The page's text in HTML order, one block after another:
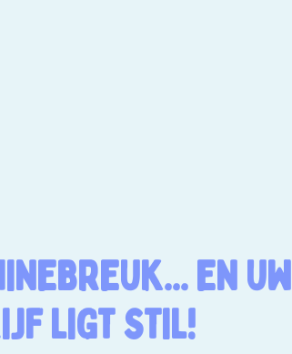
EN UW
LIGT STIL!